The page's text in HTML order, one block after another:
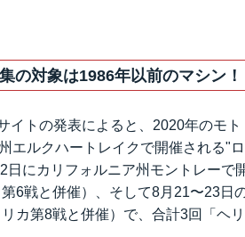
の対象は1986年以前のマシン！
イト の発表によると、2020年のモ
エルクハートレイクで開催される"
日にカリフォルニア州モントレーで
6戦と併催）、そして8月21〜23日
カ第8戦と併催）で、合計3回「ヘ